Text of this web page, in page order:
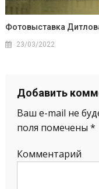
Фотовыставка
23/03/2022
Добавить
Ваш e-mail не
поля помечены *
Комментарий